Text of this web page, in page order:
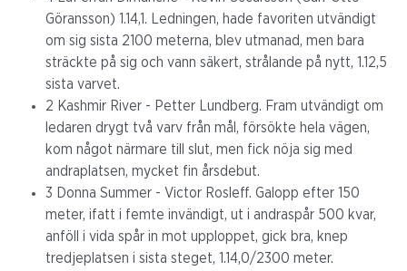
Göransson) 1.14,1. Ledningen, hade favoriten utvändigt
om sig sista 2100 meterna, blev utmanad, men bara
sträckte på sig och vann säkert, strålande på nytt, 1.12,5
sista varvet.
2 Kashmir River - Petter Lundberg. Fram utvändigt om
ledaren drygt två varv från mål, försökte hela vägen,
kom något närmare till slut, men fick nöja sig med
andraplatsen, mycket fin årsdebut.
3 Donna Summer - Victor Rosleff. Galopp efter 150
meter, ifatt i femte invändigt, ut i andraspår 500 kvar,
anföll i vida spår in mot upploppet, gick bra, knep
tredjeplatsen i sista steget, 1.14,0/2300 meter.